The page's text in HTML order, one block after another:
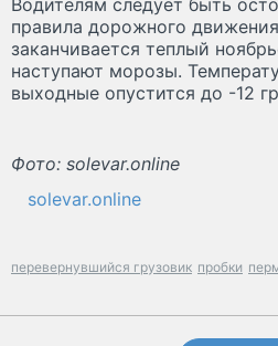
Водителям следует быть
правила дорожного
заканчивается теплый
наступают морозы.
выходные опустится до -12
Фото: solevar.online
solevar.online
перевернувшийся грузовик пробки